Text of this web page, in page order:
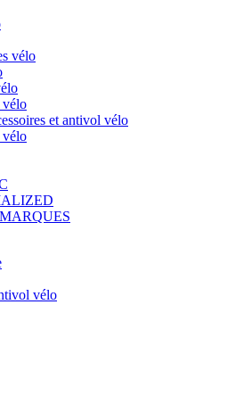
vélo
vélo
et antivol vélo
vélo
vélo